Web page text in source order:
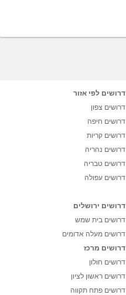
דרושים לפי אזור
דרושים צפון
דרושים חיפה
דרושים קריות
דרושים נהריה
דרושים טבריה
דרושים עפולה
דרושים ירושלים
דרושים בית שמש
דרושים מעלה אדומים
דרושים מרכז
דרושים חולון
דרושים ראשון לציון
דרושים פתח תקווה